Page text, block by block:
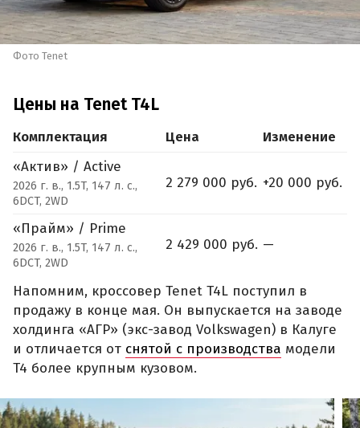
Фото Tenet
Цены на Tenet T4L
Комплектация Цена
Изменение
«Актив» / Active
2026 г. в., 1.5T, 147 л. с.,
6DCT, 2WD
2 279 000 руб. +20 000 руб.
«Прайм» / Prime
2026 г. в., 1.5T, 147 л. с.,
6DCT, 2WD
2 429 000 руб. —
Напомним, кроссовер Tenet T4L поступил в
продажу в конце мая. Он выпускается на заводе
холдинга «АГР» (экс-завод Volkswagen) в Калуге
и отличается от снятой с производства модели
T4 более крупным кузовом.